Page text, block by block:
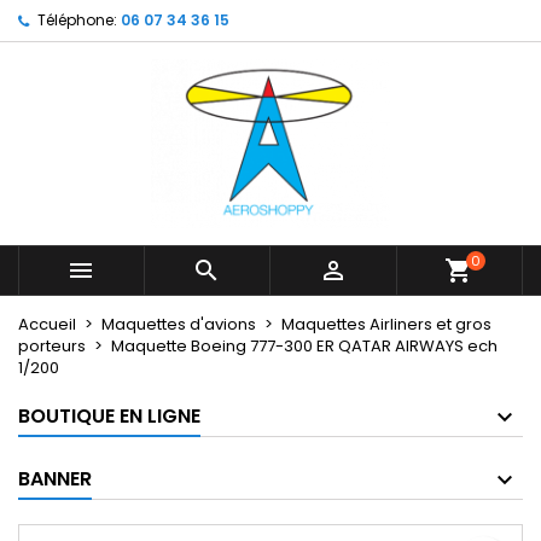
Téléphone: 06 07 34 36 15
   shopping_cart0
Accueil Maquettes d'avions
Maquettes Airliners et gros
porteurs
Maquette Boeing 777-300 ER QATAR AIRWAYS ech
1/200
BOUTIQUE EN LIGNE
BANNER
My wishlists ×
Create new list
Créer une liste d'envies ×
Nom de la liste d'envies
Connexion ×
Vous devez être connecté pour ajouter des produits
Annuler